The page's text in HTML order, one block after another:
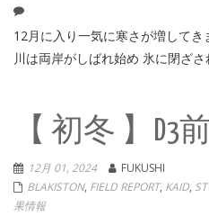
12月に入り一気に寒さが増して
川は両岸がしばれ始め 氷に閉ざ
【 初冬 】D3
12月 01, 2024
FUKUSHI
BLAKISTON, FIELD REPORT, KAID,
果情報